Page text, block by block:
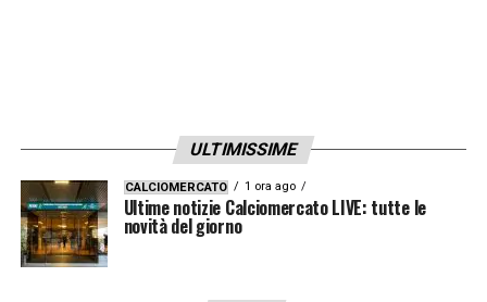
https://www.facebook.com/
LA PLAYLIST DELLE NOSTRE TOP NEWS
ULTIMISSIME
CALCIOMERCATO 1 ora ago
Ultime notizie Calciomercato LIVE: tutte le
novità del giorno